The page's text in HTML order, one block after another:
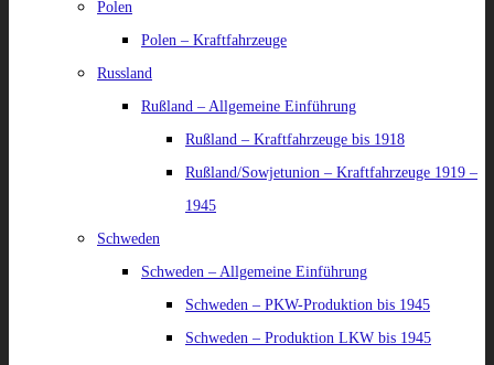
Polen
Polen – Kraftfahrzeuge
Russland
Rußland – Allgemeine Einführung
Rußland – Kraftfahrzeuge bis 1918
Rußland/Sowjetunion – Kraftfahrzeuge 1919 –
1945
Schweden
Schweden – Allgemeine Einführung
Schweden – PKW-Produktion bis 1945
Schweden – Produktion LKW bis 1945